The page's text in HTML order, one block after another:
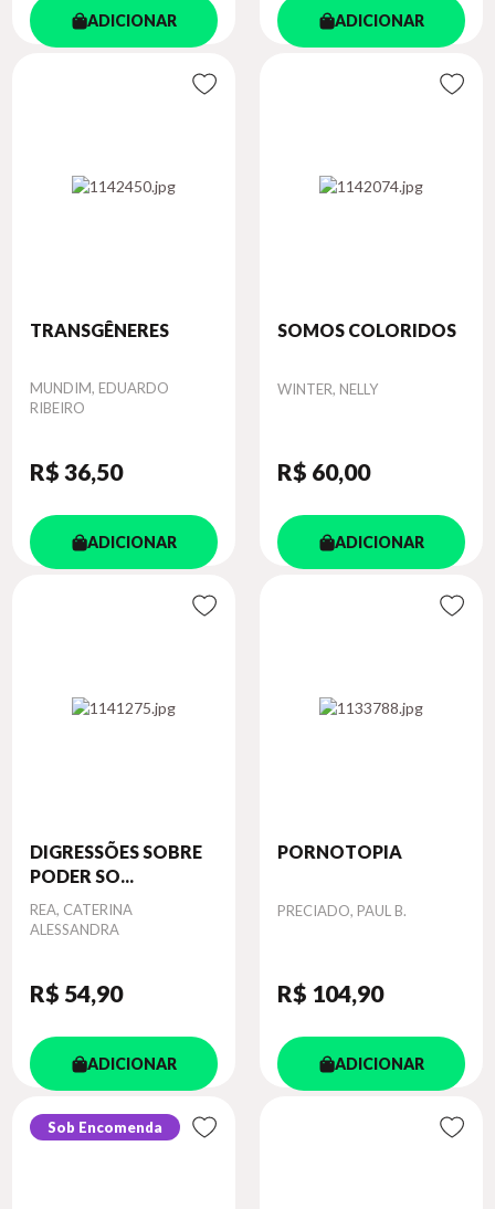
ADICIONAR ADICIONAR
TRANSGÊNERES
Autor
MUNDIM, EDUARDO
RIBEIRO
R$ 36,50
ADICIONAR
SOMOS COLORIDOS
Autor
WINTER, NELLY
R$ 60,00
ADICIONAR
DIGRESSÕES SOBRE
PODER SO...
Autor
REA, CATERINA
ALESSANDRA
R$ 54,90
ADICIONAR
PORNOTOPIA
Autor
PRECIADO, PAUL B.
R$ 104,90
ADICIONAR
Sob Encomenda